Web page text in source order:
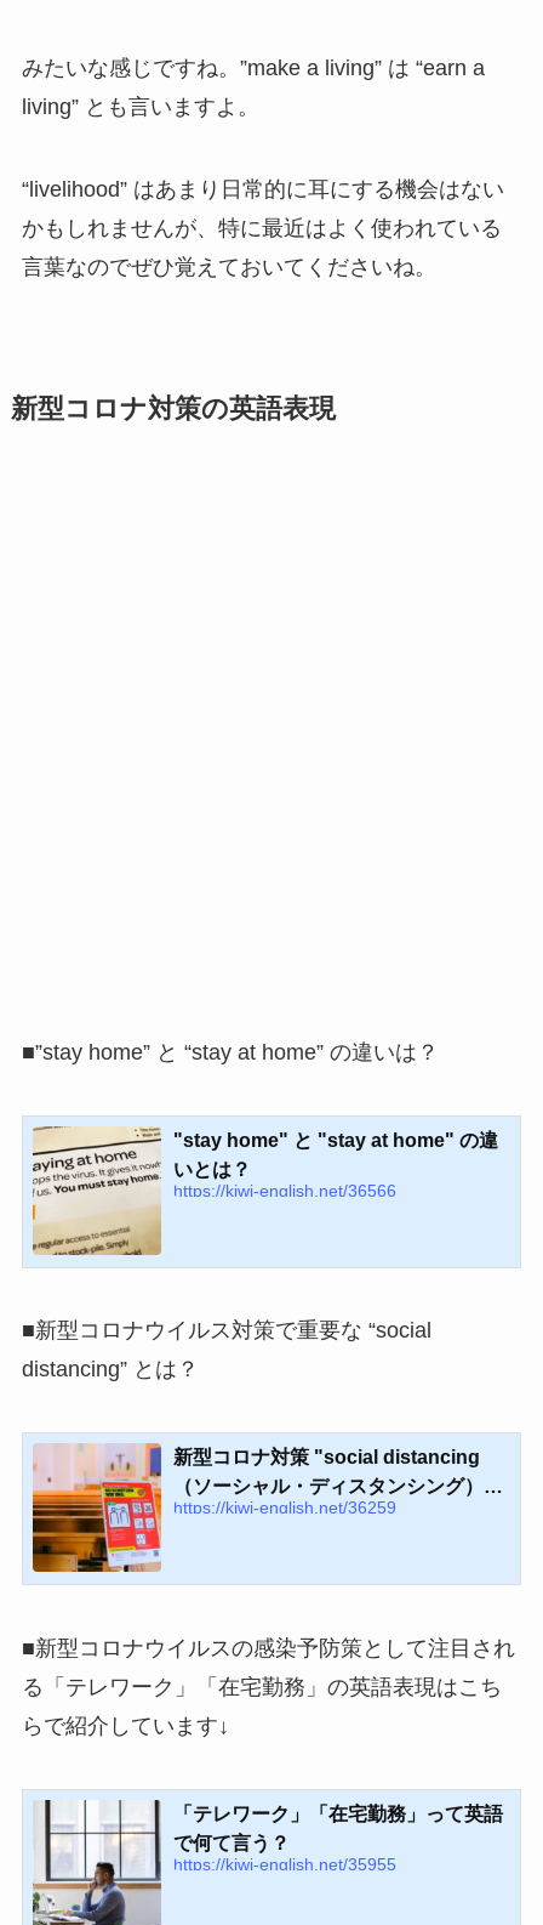
みたいな感じですね。”make a living” は “earn a
living” とも言いますよ。
“livelihood” はあまり日常的に耳にする機会はない
かもしれませんが、特に最近はよく使われている
言葉なのでぜひ覚えておいてくださいね。
新型コロナ対策の英語表現
■”stay home” と “stay at home” の違いは？
"stay home" と "stay at home" の違
いとは？
https://kiwi-english.net/36566
■新型コロナウイルス対策で重要な “social
distancing” とは？
新型コロナ対策 "social distancing
（ソーシャル・ディスタンシング）"
の意味とは？
https://kiwi-english.net/36259
■新型コロナウイルスの感染予防策として注目され
る「テレワーク」「在宅勤務」の英語表現はこち
らで紹介しています↓
「テレワーク」「在宅勤務」って英語
で何て言う？
https://kiwi-english.net/35955